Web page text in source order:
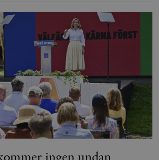
ingen undan